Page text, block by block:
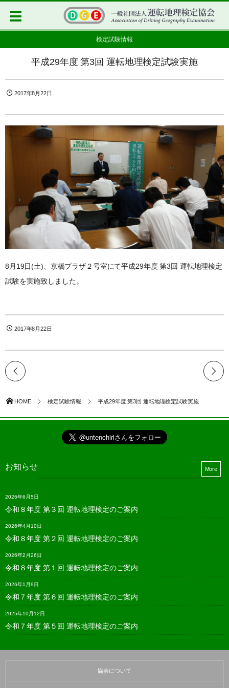
検定試験情報
平成29年度 第3回 運転地理検定試験実施
2017年8月22日
8月19日(土)、京橋プラザ２号室にて平成29年度 第3回 運転地理検定
試験を実施致しました。
2017年8月22日
HOME 検定試験情報 平成29年度 第3回 運転地理検定試験実施
お知らせ
2026年6月5日
令和８年度 第３回 運転地理検定のご案内
2026年4月10日
令和８年度 第２回 運転地理検定のご案内
2026年2月26日
令和８年度 第１回 運転地理検定のご案内
2026年1月9日
令和７年度 第６回 運転地理検定のご案内
2025年10月12日
令和７年度 第５回 運転地理検定のご案内
More
協会について